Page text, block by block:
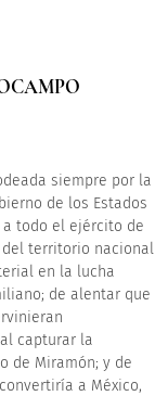
siempre por la
de los Estados
todo el ejército de
del territorio nacional
en la lucha
de alentar que
capturar la
de Miramón; y de
a México,